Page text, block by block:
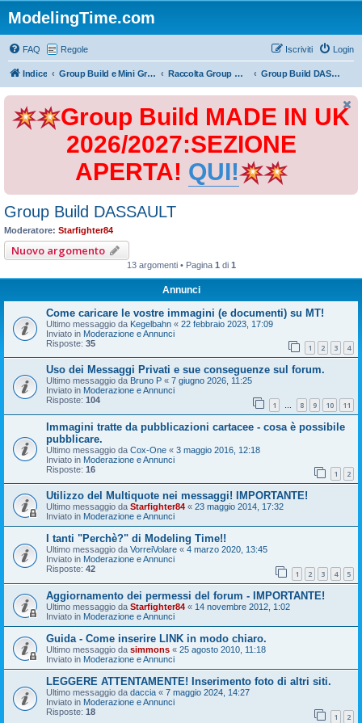
ModelingTime.com
FAQ Regole Login
Iscriviti
Indice Group Build e Mini Group Build Raccolta Group Build Group Build DASSAULT
Group Build MADE IN UK
2026/2027:SEZIONE
APERTA! QUI!
Group Build DASSAULT
Moderatore: Starfighter84
Nuovo argomento
13 argomenti • Pagina 1 di 1
Annunci
Come caricare le vostre immagini (e documenti) su MT!
Ultimo messaggio da Kegelbahn « 22 febbraio 2023, 17:09
Inviato in Moderazione e Annunci
Risposte: 35 1 2 3 4
Uso dei Messaggi Privati e sue conseguenze sul forum.
Ultimo messaggio da Bruno P « 7 giugno 2026, 11:25
Inviato in Moderazione e Annunci
Risposte: 104 1 … 8 9 10 11
Immagini tratte da pubblicazioni cartacee - cosa è possibile
pubblicare.
Ultimo messaggio da Cox-One « 3 maggio 2016, 12:18
Inviato in Moderazione e Annunci
Risposte: 16 1 2
Utilizzo del Multiquote nei messaggi! IMPORTANTE!
Ultimo messaggio da Starfighter84 « 23 maggio 2014, 17:32
Inviato in Moderazione e Annunci
I tanti "Perchè?" di Modeling Time!!
Ultimo messaggio da VorreiVolare « 4 marzo 2020, 13:45
Inviato in Moderazione e Annunci
Risposte: 42 1 2 3 4 5
Aggiornamento dei permessi del forum - IMPORTANTE!
Ultimo messaggio da Starfighter84 « 14 novembre 2012, 1:02
Inviato in Moderazione e Annunci
Guida - Come inserire LINK in modo chiaro.
Ultimo messaggio da simmons « 25 agosto 2010, 11:18
Inviato in Moderazione e Annunci
LEGGERE ATTENTAMENTE! Inserimento foto di altri siti.
Ultimo messaggio da daccia « 7 maggio 2024, 14:27
Inviato in Moderazione e Annunci
Risposte: 18 1 2